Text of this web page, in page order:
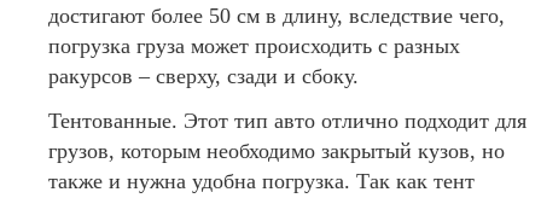
достигают более 50 см в длину, вследствие чего,
погрузка груза может происходить с разных
ракурсов – сверху, сзади и сбоку.
Тентованные. Этот тип авто отлично подходит для
грузов, которым необходимо закрытый кузов, но
также и нужна удобна погрузка. Так как тент